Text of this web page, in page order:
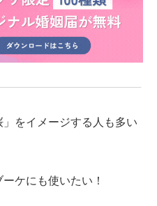
」をイメージする人も多い
ケにも使いたい！